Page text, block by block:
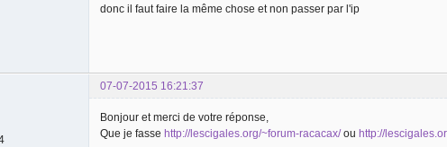
donc il faut faire la même chose et non passer par l'ip
07-07-2015 16:21:37
Bonjour et merci de votre réponse,
Que je fasse http://lescigales.org/~forum-racacax/ou http://